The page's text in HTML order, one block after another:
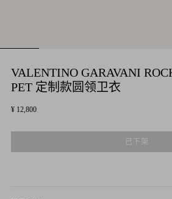
VALENTINO GARAVANI
PET 定制款圆领卫衣
¥ 12,800
已下架